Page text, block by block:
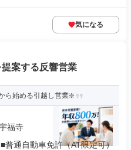
気になる
案する反響営業
ら始める引越し営業❇️
福寺
通自動車免許（AT限定可）